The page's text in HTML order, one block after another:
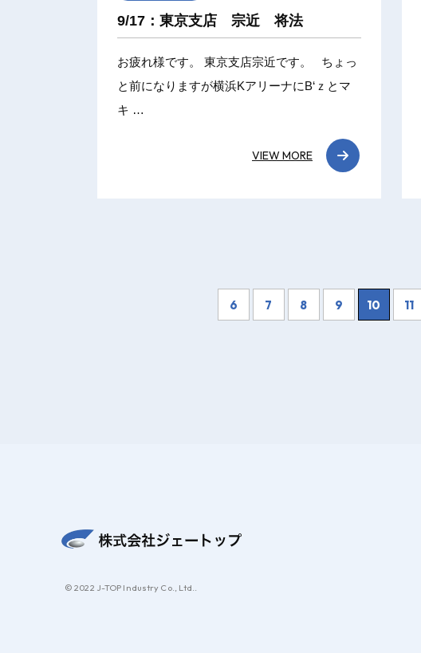
9/17：東京支店 宗近 将法
お疲れ様です。 東京支店宗近です。 ちょっ
と前になりますが横浜KアリーナにB‘ｚとマ
キ …
VIEW MORE
6 7 8 9 10 11
© 2022 J-TOP Industry Co., Ltd..